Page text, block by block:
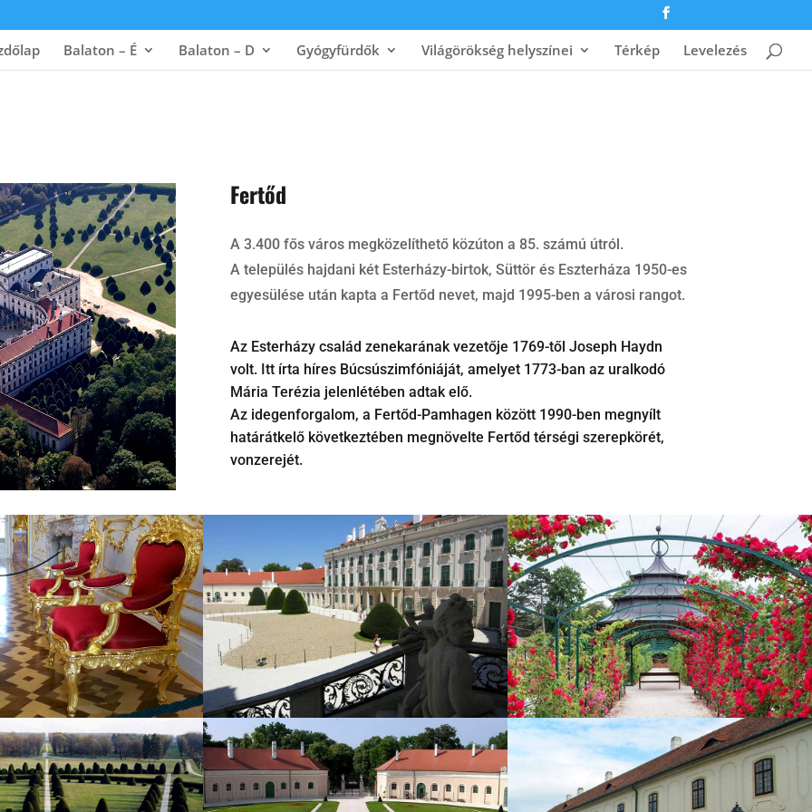
Balaton – É Balaton – D Gyógyfürdők Világörökség helyszínei Térkép Levelezés
Fertőd
A 3.400 fős város megközelíthető közúton a 85. számú útról.
A település hajdani két Esterházy-birtok, Süttör és Eszterháza 1950-es
egyesülése után kapta a Fertőd nevet, majd 1995-ben a városi rangot.
Az Esterházy család zenekarának vezetője 1769-től Joseph Haydn
volt. Itt írta híres Búcsúszimfóniáját, amelyet 1773-ban az uralkodó
Mária Terézia jelenlétében adtak elő.
Az idegenforgalom, a Fertőd-Pamhagen között 1990-ben megnyílt
határátkelő következtében megnövelte Fertőd térségi szerepkörét,
vonzerejét.